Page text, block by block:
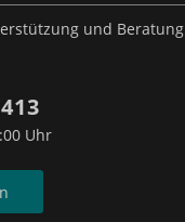
und Beratung
Uhr